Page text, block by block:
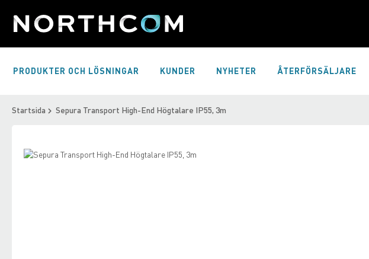
Skip
PRODUKTER OCH LÖSNINGAR KUNDER NYHETER ÅTERFÖRSÄLJARE
Startsida Sepura Transport High-End Högtalare IP55, 3m
Skip